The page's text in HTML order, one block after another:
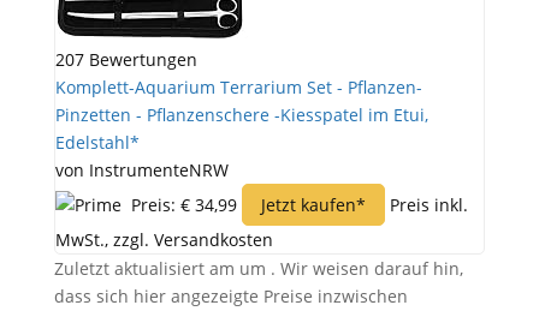
207 Bewertungen
Komplett-Aquarium Terrarium Set - Pflanzen-
Pinzetten - Pflanzenschere -Kiesspatel im Etui,
Edelstahl*
von InstrumenteNRW
Preis: € 34,99
Jetzt kaufen*
Preis inkl.
MwSt., zzgl. Versandkosten
Zuletzt aktualisiert am um . Wir weisen darauf hin,
dass sich hier angezeigte Preise inzwischen